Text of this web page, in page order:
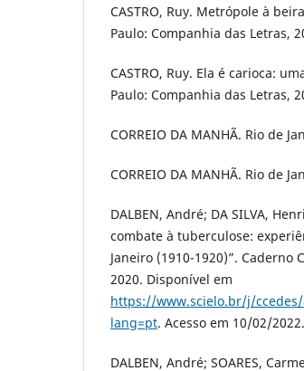
CASTRO, Ruy. Metrópole à
Paulo: Companhia das Letras,
CASTRO, Ruy. Ela é carioca:
Paulo: Companhia das Letras,
CORREIO DA MANHÃ. Rio de
CORREIO DA MANHÃ. Rio de
DALBEN, André; DA SILVA,
combate à tuberculose:
Janeiro (1910-1920)”. Caderno
2020. Disponível em
https://www.scielo.br/j/ccedes/
lang=pt. Acesso em 10/02/2022.
DALBEN, André; SOARES,